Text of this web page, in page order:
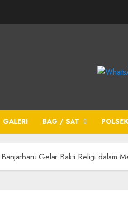
GALERI BAG / SAT
Gelar Bakti Religi dalam